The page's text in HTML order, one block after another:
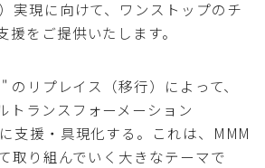
実現に向けて、ワンストップのチ
をご提供いたします。
のリプレイス（移行）によって、
トランスフォーメーション
に支援・具現化する。これは、MMM
取り組んでいく大きなテーマで